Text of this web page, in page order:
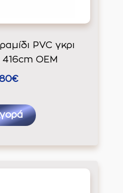
PVC γκρι
416cm ΟΕΜ